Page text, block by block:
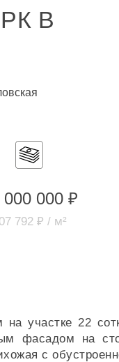
В
000 000 ₽
792 ₽ / м²
участке 22
фасадом на
с